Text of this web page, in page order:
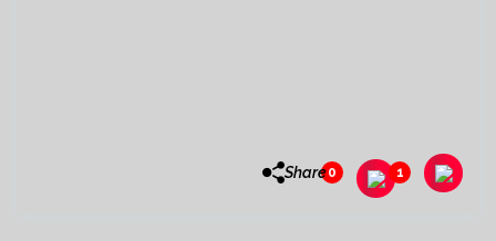
1
0
Share